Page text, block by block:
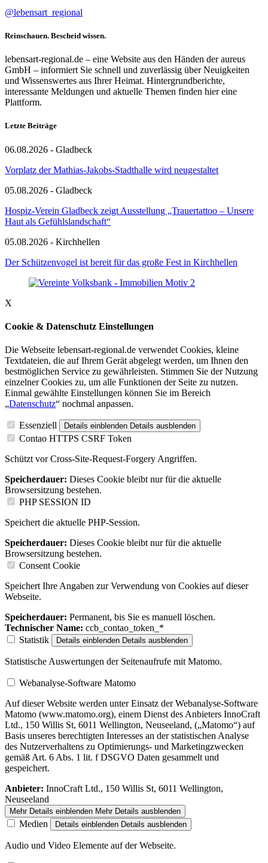
@lebensart_regional
Reinschauen. Bescheid wissen.
lebensart-regional.de – eine Website aus den Händen der aureus
GmbH – informiert Sie schnell und zuverlässig über Neuigkeiten
und Wissenswertes aus Ihrer Heimat. Hintergrundberichte,
interessante Meldungen und aktuelle Themen finden hier eine
Plattform.
Letzte Beiträge
06.08.2026 - Gladbeck
Vorplatz der Mathias-Jakobs-Stadthalle wird neugestaltet
05.08.2026 - Gladbeck
Hospiz-Verein Gladbeck zeigt Ausstellung „Trauertattoo – Unsere
Haut als Gefühlslandschaft“
05.08.2026 - Kirchhellen
Der Schützenvogel ist bereit für das große Fest in Kirchhellen
X
Cookie & Datenschutz Einstellungen
Die Webseite lebensart-regional.de verwendet Cookies, kleine
Textdateien, die auf Ihrem Gerät abgelegt werden, um Ihnen den
bestmöglichen Service zu gewährleisten. Stimmen Sie der Nutzung
einzelner Cookies zu, um alle Funktionen der Seite zu nutzen.
Einmal gewählte Einstellungen können Sie im Bereich
„Datenschutz“ nochmal anpassen.
Essenziell Details einblenden Details ausblenden
Contao HTTPS CSRF Token
Schützt vor Cross-Site-Request-Forgery Angriffen.
Speicherdauer: Dieses Cookie bleibt nur für die aktuelle
Browsersitzung bestehen.
PHP SESSION ID
Speichert die aktuelle PHP-Session.
Speicherdauer: Dieses Cookie bleibt nur für die aktuelle
Browsersitzung bestehen.
Consent Cookie
Speichert Ihre Angaben zur Verwendung von Cookies auf dieser
Webseite.
Speicherdauer: Permanent, bis Sie es manuell löschen.
Technischer Name: ccb_contao_token_*
Statistik
Details einblenden Details ausblenden
Statistische Auswertungen der Seitenaufrufe mit Matomo.
Webanalyse-Software Matomo
Auf dieser Website werden unter Einsatz der Webanalyse-Software
Matomo (www.matomo.org), einem Dienst des Anbieters InnoCraft
Ltd., 150 Willis St, 6011 Wellington, Neuseeland, („Matomo“) auf
Basis unseres berechtigten Interesses an der statistischen Analyse
des Nutzerverhaltens zu Optimierungs- und Marketingzwecken
gemäß Art. 6 Abs. 1 lit. f DSGVO Daten gesammelt und
gespeichert.
Anbieter: InnoCraft Ltd., 150 Willis St, 6011 Wellington,
Neuseeland
Mehr Details einblenden Mehr Details ausblenden
Medien Details einblenden Details ausblenden
Audio und Video Elemente auf der Webseite.